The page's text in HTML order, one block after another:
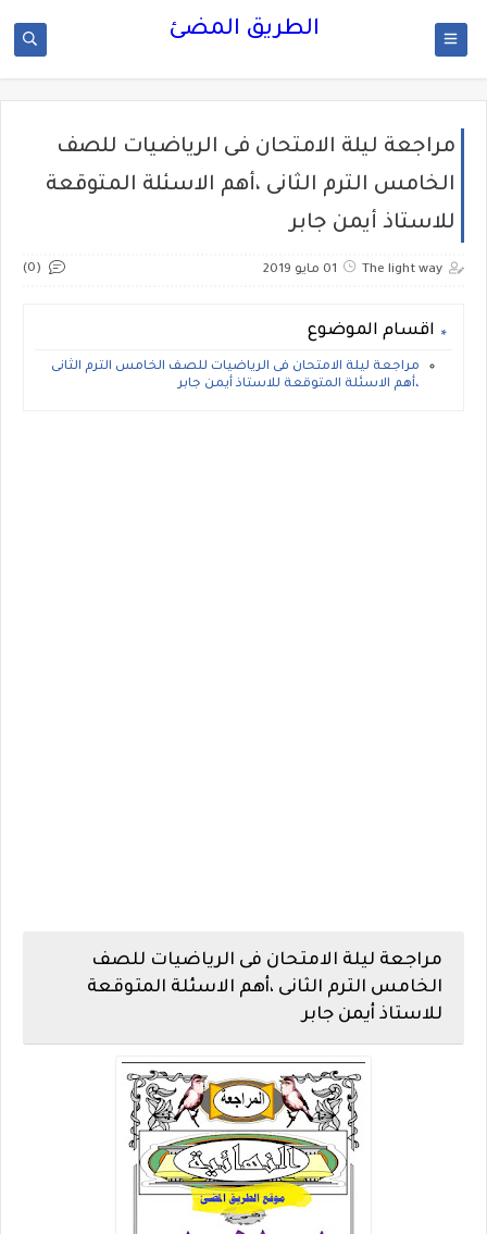
الطريق المضئ
مراجعة ليلة الامتحان فى الرياضيات للصف
الخامس الترم الثانى ،أهم الاسئلة المتوقعة
للاستاذ أيمن جابر
The light way 01 مايو 2019 (0)
اقسام الموضوع
مراجعة ليلة الامتحان فى الرياضيات للصف الخامس الترم الثانى
،أهم الاسئلة المتوقعة للاستاذ أيمن جابر
مراجعة ليلة الامتحان فى الرياضيات للصف
الخامس الترم الثانى ،أهم الاسئلة المتوقعة
للاستاذ أيمن جابر